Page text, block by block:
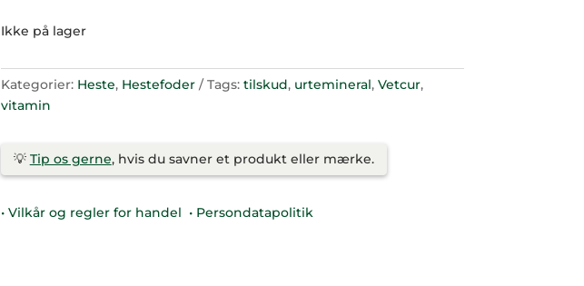
Ikke på lager
Kategorier: Heste, Hestefoder Tags: tilskud, urtemineral, Vetcur,
vitamin
💡 Tip os gerne, hvis du savner et produkt eller mærke.
• Vilkår og regler for handel • Persondatapolitik